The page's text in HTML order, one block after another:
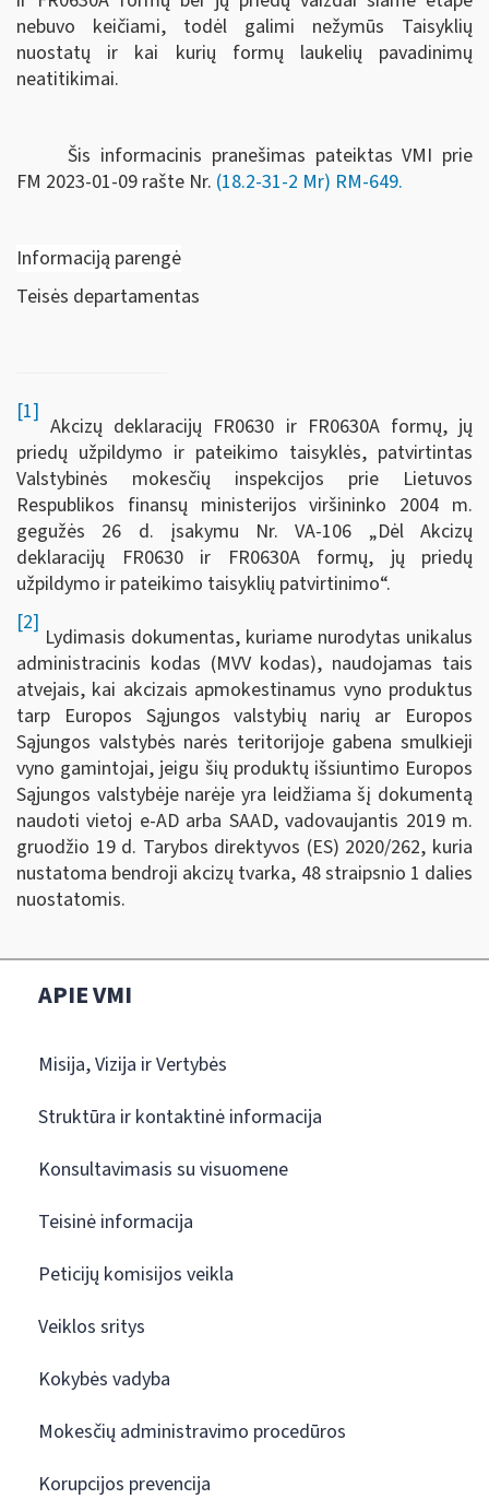
nebuvo keičiami, todėl galimi nežymūs Taisyklių
nuostatų ir kai kurių formų laukelių pavadinimų
neatitikimai.
Šis informacinis pranešimas pateiktas VMI prie
FM 2023-01-09 rašte Nr. (18.2-31-2 Mr) RM-649.
Informaciją parengė
Teisės departamentas
[1]
Akcizų deklaracijų FR0630 ir FR0630A formų, jų
priedų užpildymo ir pateikimo taisyklės, patvirtintas
Valstybinės mokesčių inspekcijos prie Lietuvos
Respublikos finansų ministerijos viršininko 2004 m.
gegužės 26 d. įsakymu Nr. VA-106 „Dėl Akcizų
deklaracijų FR0630 ir FR0630A formų, jų priedų
užpildymo ir pateikimo taisyklių patvirtinimo“.
[2]
Lydimasis dokumentas, kuriame nurodytas unikalus
administracinis kodas (MVV kodas), naudojamas tais
atvejais, kai akcizais apmokestinamus vyno produktus
tarp Europos Sąjungos valstybių narių ar Europos
Sąjungos valstybės narės teritorijoje gabena smulkieji
vyno gamintojai, jeigu šių produktų išsiuntimo Europos
Sąjungos valstybėje narėje yra leidžiama šį dokumentą
naudoti vietoj e-AD arba SAAD, vadovaujantis 2019 m.
gruodžio 19 d. Tarybos direktyvos (ES) 2020/262, kuria
nustatoma bendroji akcizų tvarka, 48 straipsnio 1 dalies
nuostatomis.
APIE VMI
Misija, Vizija ir Vertybės
Struktūra ir kontaktinė informacija
Konsultavimasis su visuomene
Teisinė informacija
Peticijų komisijos veikla
Veiklos sritys
Kokybės vadyba
Mokesčių administravimo procedūros
Korupcijos prevencija